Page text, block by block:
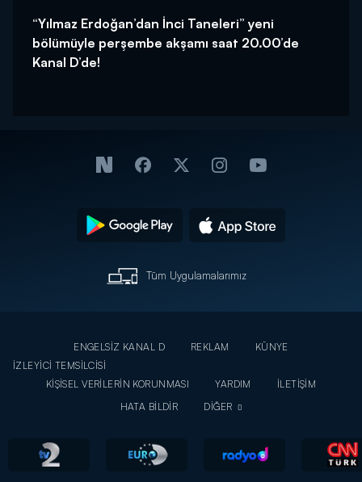
“Yılmaz Erdoğan’dan İnci Taneleri” yeni
bölümüyle perşembe akşamı saat 20.00’de
Kanal D’de!
Tüm Uygulamalarımız
ENGELSİZ KANAL D REKLAM
KÜNYE
İZLEYİCİ TEMSİLCİSİ
KİŞİSEL VERİLERİN KORUNMASI
YARDIM
İLETİŞİM
HATA BİLDİR
DİĞER